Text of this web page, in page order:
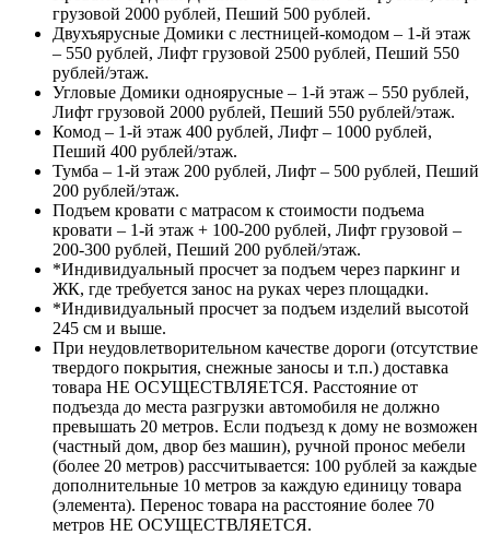
грузовой 2000 рублей, Пеший 500 рублей.
Двухъярусные Домики с лестницей-комодом – 1-й этаж
– 550 рублей, Лифт грузовой 2500 рублей, Пеший 550
рублей/этаж.
Угловые Домики одноярусные – 1-й этаж – 550 рублей,
Лифт грузовой 2000 рублей, Пеший 550 рублей/этаж.
Комод – 1-й этаж 400 рублей, Лифт – 1000 рублей,
Пеший 400 рублей/этаж.
Тумба – 1-й этаж 200 рублей, Лифт – 500 рублей, Пеший
200 рублей/этаж.
Подъем кровати с матрасом к стоимости подъема
кровати – 1-й этаж + 100-200 рублей, Лифт грузовой –
200-300 рублей, Пеший 200 рублей/этаж.
*Индивидуальный просчет за подъем через паркинг и
ЖК, где требуется занос на руках через площадки.
*Индивидуальный просчет за подъем изделий высотой
245 см и выше.
При неудовлетворительном качестве дороги (отсутствие
твердого покрытия, снежные заносы и т.п.) доставка
товара НЕ ОСУЩЕСТВЛЯЕТСЯ. Расстояние от
подъезда до места разгрузки автомобиля не должно
превышать 20 метров. Если подъезд к дому не возможен
(частный дом, двор без машин), ручной пронос мебели
(более 20 метров) рассчитывается: 100 рублей за каждые
дополнительные 10 метров за каждую единицу товара
(элемента). Перенос товара на расстояние более 70
метров НЕ ОСУЩЕСТВЛЯЕТСЯ.